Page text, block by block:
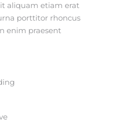
aliquam etiam erat
porttitor rhoncus
enim praesent